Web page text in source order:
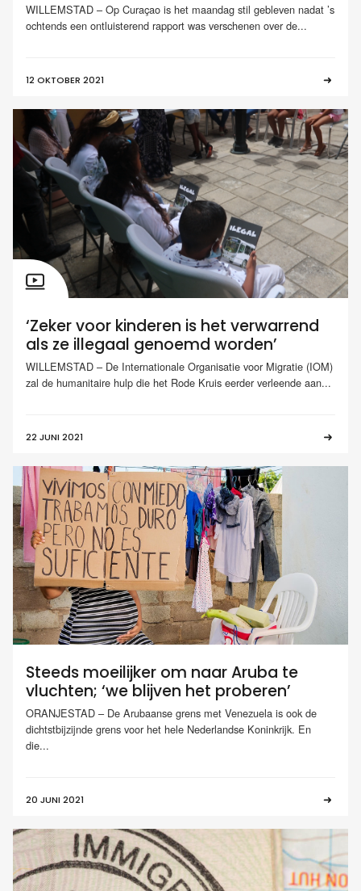
WILLEMSTAD – Op Curaçao is het maandag stil gebleven nadat ’s
ochtends een ontluisterend rapport was verschenen over de...
12 OKTOBER 2021
‘Zeker voor kinderen is het verwarrend
als ze illegaal genoemd worden’
WILLEMSTAD – De Internationale Organisatie voor Migratie (IOM)
zal de humanitaire hulp die het Rode Kruis eerder verleende aan...
22 JUNI 2021
Steeds moeilijker om naar Aruba te
vluchten; ‘we blijven het proberen’
ORANJESTAD – De Arubaanse grens met Venezuela is ook de
dichtstbijzijnde grens voor het hele Nederlandse Koninkrijk. En
die...
20 JUNI 2021